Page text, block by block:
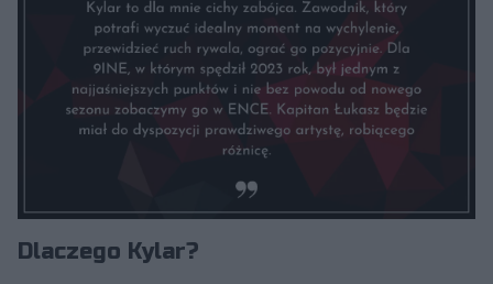
Dlaczego Kylar?